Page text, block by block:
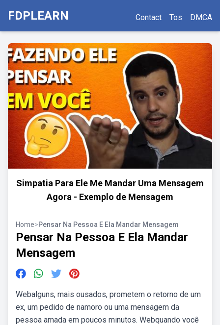
FDPLEARN Contact Tos DMCA
Simpatia Para Ele Me Mandar Uma Mensagem
Agora - Exemplo de Mensagem
Home>Pensar Na Pessoa E Ela Mandar Mensagem
Pensar Na Pessoa E Ela Mandar
Mensagem
Webalguns, mais ousados, prometem o retorno de um
ex, um pedido de namoro ou uma mensagem da
pessoa amada em poucos minutos. Webquando você